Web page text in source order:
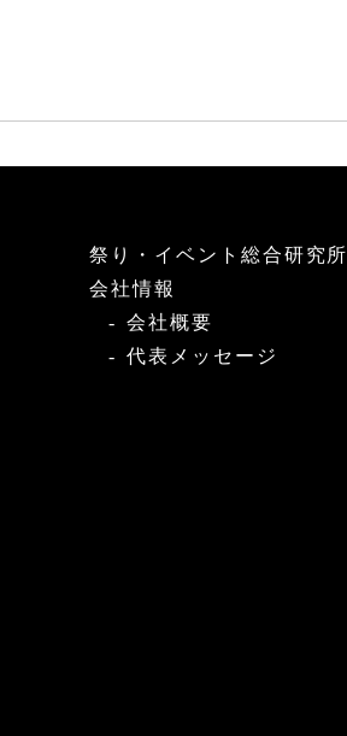
祭り・イベント総合研究所
会社情報
会社概要
代表メッセージ